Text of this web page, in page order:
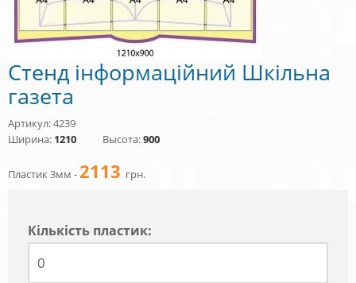
Стенд інформаційний Шкільна
газета
Артикул: 4239
Ширина: 1210 Высота:900
Пластик 3мм -2113 грн.
Кiлькiсть пластик: